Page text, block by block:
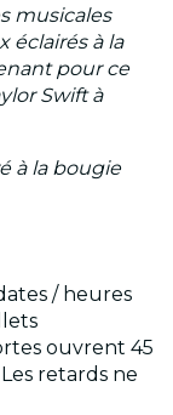
musicales
éclairés à la
pour ce
Swift à
à la bougie
/ heures
ouvrent 45
retards ne